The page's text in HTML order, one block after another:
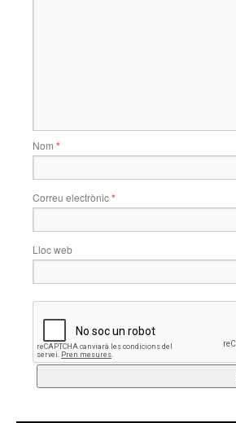
Nom *
Correu electrònic*
Lloc web